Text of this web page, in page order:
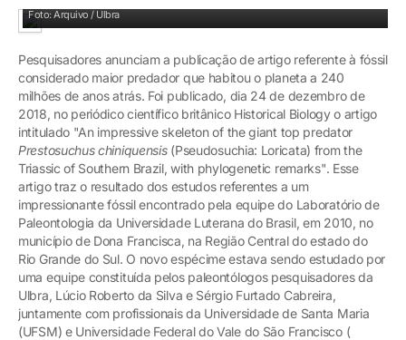
Foto: Arquivo / Ulbra
Pesquisadores anunciam a publicação de artigo referente à fóssil
considerado maior predador que habitou o planeta a 240
milhões de anos atrás. Foi publicado, dia 24 de dezembro de
2018, no periódico científico britânico Historical Biology o artigo
intitulado "An impressive skeleton of the giant top predator
Prestosuchus chiniquensis(Pseudosuchia: Loricata) from the
Triassic of Southern Brazil, with phylogenetic remarks". Esse
artigo traz o resultado dos estudos referentes a um
impressionante fóssil encontrado pela equipe do Laboratório de
Paleontologia da Universidade Luterana do Brasil, em 2010, no
município de Dona Francisca, na Região Central do estado do
Rio Grande do Sul. O novo espécime estava sendo estudado por
uma equipe constituída pelos paleontólogos pesquisadores da
Ulbra, Lúcio Roberto da Silva e Sérgio Furtado Cabreira,
juntamente com profissionais da Universidade de Santa Maria
(UFSM) e Universidade Federal do Vale do São Francisco (